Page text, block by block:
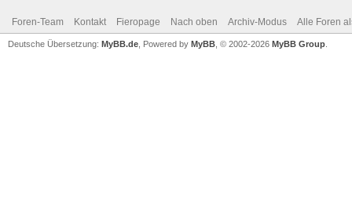
Foren-Team Kontakt Fieropage Nach oben Archiv-Modus Alle Foren
Deutsche Übersetzung: MyBB.de , Powered by MyBB , © 2002-2026 MyBB Group